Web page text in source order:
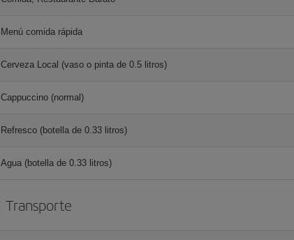
Menú comida rápida
Cerveza Local (vaso o pinta de 0.5 litros)
Cappuccino (normal)
Refresco (botella de 0.33 litros)
Agua (botella de 0.33 litros)
Transporte